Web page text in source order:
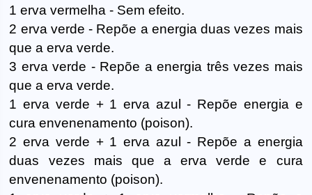
1 erva vermelha - Sem efeito.
2 erva verde - Repõe a energia duas vezes mais
que a erva verde.
3 erva verde - Repõe a energia três vezes mais
que a erva verde.
1 erva verde + 1 erva azul - Repõe energia e
cura envenenamento (poison).
2 erva verde + 1 erva azul - Repõe a energia
duas vezes mais que a erva verde e cura
envenenamento (poison).